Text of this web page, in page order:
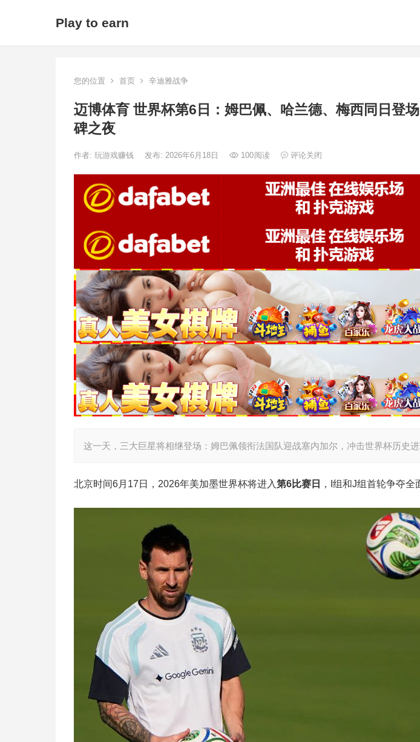
Play to earn
您的位置 首页 辛迪雅战争
迈博体育 世界杯第6日：姆巴佩、哈兰德、梅西同日登
碑之夜
作者: 玩游戏赚钱 发布: 2026年6月18日 100阅读 评论关闭
这一天，三大巨星将相继登场：姆巴佩领衔法国队迎战塞内加尔，冲击世界杯历史
北京时间6月17日，2026年美加墨世界杯将进入第6比赛日 ，I组和J组首轮争夺全